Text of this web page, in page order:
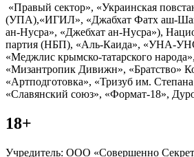
«Правый сектор», «Украинская
(УПА),«ИГИЛ», «Джабхат Фатх аш-
ан-Нусра», «Джебхат ан-Нусра»),
партия (НБП), «Аль-Каида», «УНА-
«Меджлис крымско-татарского
«Мизантропик Дивижн», «Братство»
«Артподготовка», «Тризуб им.
«Славянский союз», «Формат-18»,
18+
Учредитель: ООО «Совершенно